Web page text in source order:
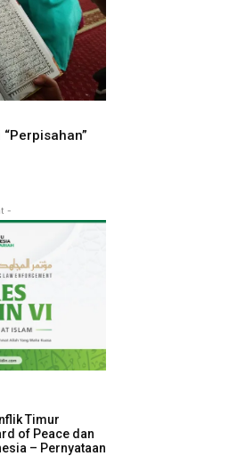
-
Timur
of Peace dan
– Pernyataan